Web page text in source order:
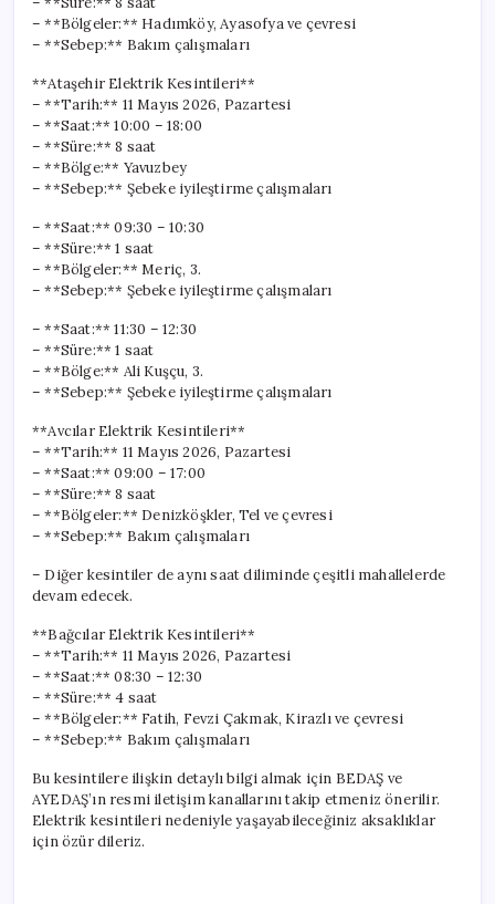
– **Bölgeler:** Hadımköy, Ayasofya ve çevresi
– **Sebep:** Bakım çalışmaları
**Ataşehir Elektrik Kesintileri**
– **Tarih:** 11 Mayıs 2026, Pazartesi
– **Saat:** 10:00 – 18:00
– **Süre:** 8 saat
– **Bölge:** Yavuzbey
– **Sebep:** Şebeke iyileştirme çalışmaları
– **Saat:** 09:30 – 10:30
– **Süre:** 1 saat
– **Bölgeler:** Meriç, 3.
– **Sebep:** Şebeke iyileştirme çalışmaları
– **Saat:** 11:30 – 12:30
– **Süre:** 1 saat
– **Bölge:** Ali Kuşçu, 3.
– **Sebep:** Şebeke iyileştirme çalışmaları
**Avcılar Elektrik Kesintileri**
– **Tarih:** 11 Mayıs 2026, Pazartesi
– **Saat:** 09:00 – 17:00
– **Süre:** 8 saat
– **Bölgeler:** Denizköşkler, Tel ve çevresi
– **Sebep:** Bakım çalışmaları
– Diğer kesintiler de aynı saat diliminde çeşitli mahallelerde
devam edecek.
**Bağcılar Elektrik Kesintileri**
– **Tarih:** 11 Mayıs 2026, Pazartesi
– **Saat:** 08:30 – 12:30
– **Süre:** 4 saat
– **Bölgeler:** Fatih, Fevzi Çakmak, Kirazlı ve çevresi
– **Sebep:** Bakım çalışmaları
Bu kesintilere ilişkin detaylı bilgi almak için BEDAŞ ve
AYEDAŞ’ın resmi iletişim kanallarını takip etmeniz önerilir.
Elektrik kesintileri nedeniyle yaşayabileceğiniz aksaklıklar
için özür dileriz.